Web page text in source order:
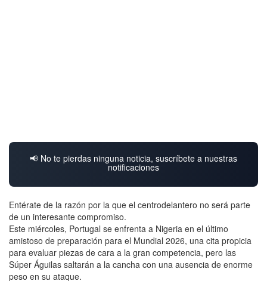
📢 No te pierdas ninguna noticia, suscríbete a nuestras
notificaciones
Entérate de la razón por la que el centrodelantero no será parte
de un interesante compromiso.
Este miércoles, Portugal se enfrenta a Nigeria en el último
amistoso de preparación para el Mundial 2026, una cita propicia
para evaluar piezas de cara a la gran competencia, pero las
Súper Águilas saltarán a la cancha con una ausencia de enorme
peso en su ataque.